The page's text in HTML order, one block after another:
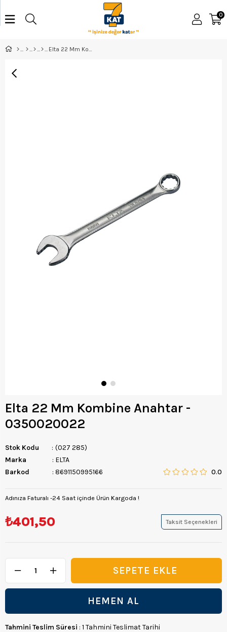
0
Elta 22 Mm Kombine Anahtar -
0350020022
Stok Kodu
(027 285)
Marka
: ELTA
Barkod
: 8691150995166 0.0
Adınıza Faturalı -24 Saat içinde Ürün Kargoda !
₺401,50 Taksit Seçenekleri
Tahmini Teslim Süresi : 1 Tahmini Teslimat Tarihi